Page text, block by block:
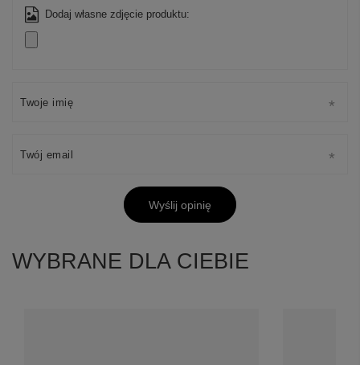
Dodaj własne zdjęcie produktu:
Twoje imię
Twój email
Wyślij opinię
WYBRANE DLA CIEBIE